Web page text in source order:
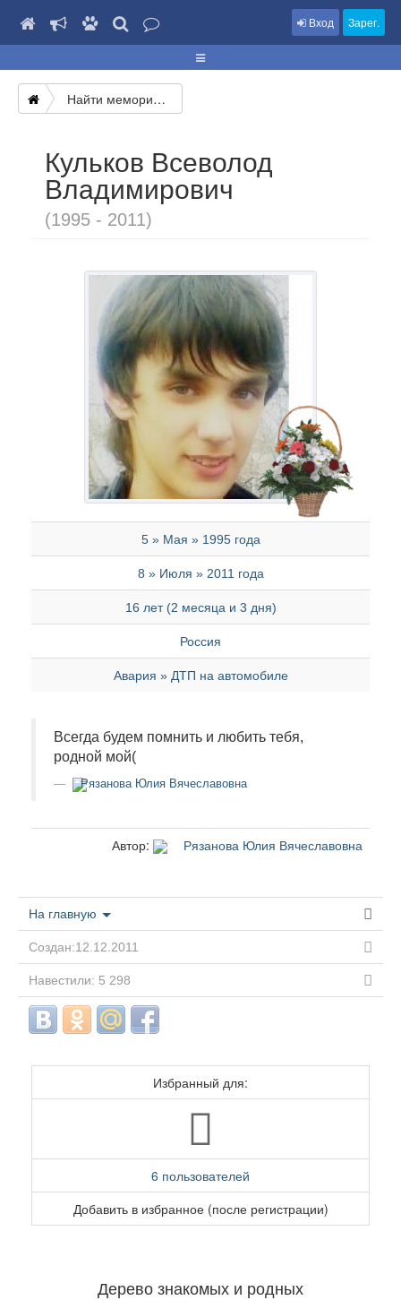
Вход Зарег.
Найти мемориал
Кульков Всеволод
Владимирович
(1995 - 2011)
5 » Мая » 1995 года
8 » Июля » 2011 года
16 лет (2 месяца и 3 дня)
Россия
Авария » ДТП на автомобиле
Всегда будем помнить и любить тебя,
родной мой(
Рязанова Юлия Вячеславовна
Автор: Рязанова Юлия Вячеславовна
На главную
Создан:12.12.2011
Навестили: 5 298
Избранный для:
6 пользователей
Добавить в избранное (после регистрации)
Дерево знакомых и родных